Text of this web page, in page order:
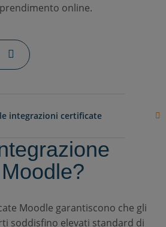
online.
integrazioni certificate
Moodle garantiscono che gli
soddisfino elevati standard di